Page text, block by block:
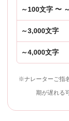
～100文字 〜
～3,000文字
～4,000文字
※ナレーターご指
期が遅れる